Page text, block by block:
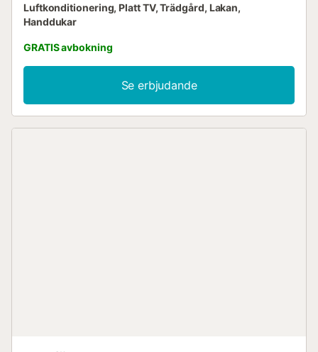
Luftkonditionering, Platt TV, Trädgård, Lakan,
Handdukar
GRATIS avbokning
Se erbjudande